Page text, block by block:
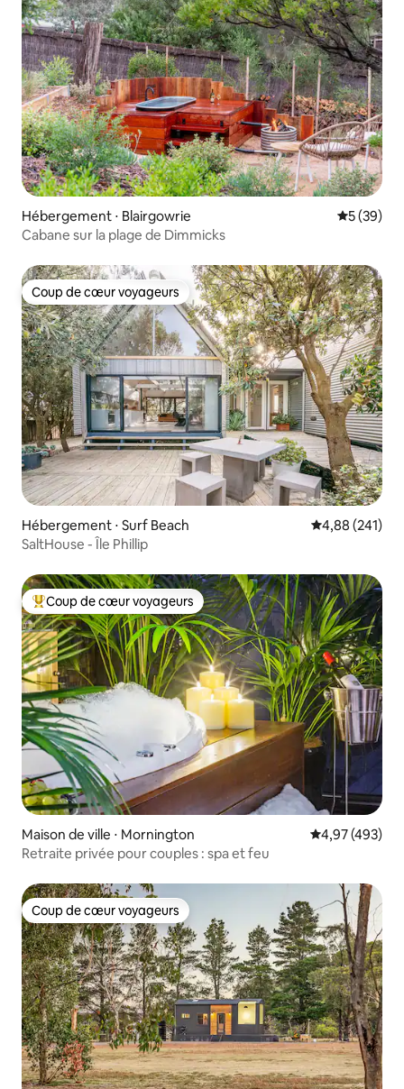
Hébergement ⋅ Blairgowrie
5 (39)
Cabane sur la plage de Dimmicks
Coup de cœur voyageurs
Coup de cœur voyageurs
Hébergement ⋅ Surf Beach Évaluation
4,88 (241)
SaltHouse - Île Phillip
Coups de cœur voyageurs les plus appréciés
Coup de cœur voyageurs
Maison de ville ⋅ Mornington Évaluation
4,97 (493)
Retraite privée pour couples : spa et feu
Coup de cœur voyageurs
Coup de cœur voyageurs